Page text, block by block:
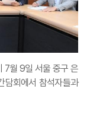
7월 9일 서울 중구 은
담회에서 참석자들과